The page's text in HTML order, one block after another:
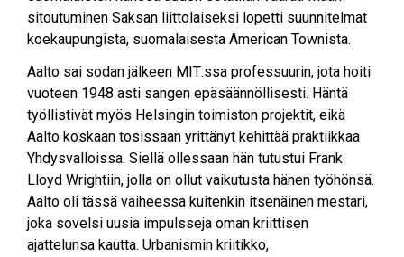
sitoutuminen Saksan liittolaiseksi lopetti suunnitelmat
koekaupungista, suomalaisesta American Townista.
Aalto sai sodan jälkeen MIT:ssa professuurin, jota hoiti
vuoteen 1948 asti sangen epäsäännöllisesti. Häntä
työllistivät myös Helsingin toimiston projektit, eikä
Aalto koskaan tosissaan yrittänyt kehittää praktiikkaa
Yhdysvalloissa. Siellä ollessaan hän tutustui Frank
Lloyd Wrightiin, jolla on ollut vaikutusta hänen työhönsä.
Aalto oli tässä vaiheessa kuitenkin itsenäinen mestari,
joka sovelsi uusia impulsseja oman kriittisen
ajattelunsa kautta. Urbanismin kriitikko,